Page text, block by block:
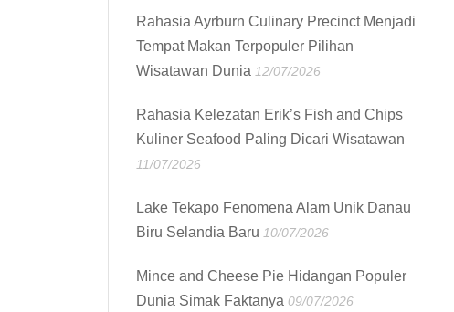
Rahasia Ayrburn Culinary Precinct Menjadi
Tempat Makan Terpopuler Pilihan
Wisatawan Dunia 12/07/2026
Rahasia Kelezatan Erik’s Fish and Chips
Kuliner Seafood Paling Dicari Wisatawan
11/07/2026
Lake Tekapo Fenomena Alam Unik Danau
Biru Selandia Baru 10/07/2026
Mince and Cheese Pie Hidangan Populer
Dunia Simak Faktanya 09/07/2026